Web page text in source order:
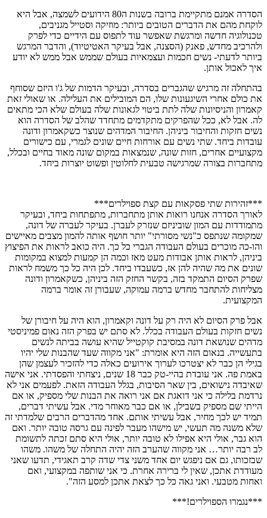
הסדרה אמנם מתקיימת ברובה בשנות ה80 הידועים לשמצה, אבל היא
לוקחת מהם את הדברים הטובים ביותר: מוזיקה וסטייל מגניבים,
טכנולוגיה חדשה ומרגשת שאפשר עוד לתפוס עם הידיים כדי לפרק
ולהרכיב מחדש, פאנק (הסצנה, אבל בעיקר האטיטיוד), והדבר המרגש
ביותר לדעתי- נשים חכמות ועצמאיות בעולם שממש אבל ממש לא יודע
איך לאכול אותן.
בהתחלה זה מרגיש שהגברים בסדרה, ובעיקר הדמות של ג'ו היזם שסוחף
את כולם אחרי השיגעונות שלו, הם המובילים את העלילה. או שאולי זאת
קאמרון והניסיונות שלה לתת ביטוי לגאונות שלה בעולם שלא הכי מתאים
לה. אבל לא, ככל שהפרקים מתקדמים מתחדד שהלב של הסדרה הוא
נשים חזקות והחיבור ביניהן. החיבור המדהים שנוצר כשקאמרון ודונה
עובדות ביחד. שתי נשים עם אורחות חיים שונים לגמרי, עם כישורים
מקצועיים אחרים, חזות שונה, שנמצאות במקום שונה מאוד בחיים ובכלל,
מתחברות בצורה שמרגישה טבעית לחלוטין ופשוט יוצרות ביחד.
***זהירות שתי פסקאות עם קצת ספוילרים***
לאורך הסדרה אנחנו רואות אותן מתחברות, מתפתחות ביחד, ובעיקר
מתמודדות עם המון שוביניזם שנזרק לעברן. בעיקר לעברה של דונה,
שמקומה שנתפס כ"נשי מסורתי" יותר חושף אותה להמון מצבים מאיישים
והו-כה מוכרים בעולם העבודה הגברי כל כך. היה כואב לראות את הפיצוץ
ביניהן, לראות אותן אבודות מעט מאז וכמה הן קמעות למצוא במקומות
שונים את מה שהיה להן אז, כשעבדו ביחד. לכן היה כל כך משמח לראות
שפרק הסיום התמקד בזה, בקשר החזק הזה ביניהן, כשקאמרון ודונה
מצליחות להתחבר מחדש ברמה עמוקה, שעבורן זה אומר ברמה
המקצועית.
אבל פרק הסיום לא היה רק על דונה וקאמרון, הוא היה על חיבורן של
נשים חזקות בעולם העבודה בכלל. לא סתם יש בפרק הזה נאום פמיניסטי
מדהים שנושאת דונה במסיבת קוקטייל שהיא עושה בביתה לנשים
בתעשייה. בנאום הזה היא אומרת: "אני מקווה שעד שהבנות שלי יהיו
בגילי הן כבר לא יצטרכו לערוך אירועים כאלה כדי להזכיר לעצמן שהן
באמת פה. אני עובדת בהיי-טק כבר 18 שנים, ניצחתי והפסדתי. אני אישה
שאיבדה נישואים, בין שאר הסיבות, בגלל העבודה הזאת. לפעמים אני לא
נרדמת בלילה כי אני דואגת אם אני רואה את הבנות שלי מספיק, או אם
הייתי שם מספיק בשבילן, או אם כבר מאוחר מדי. אבל עשיתי דברים,
תמיד יש לכך מחיר, אבל עשיתי אותם. אחד מהדברים הרבים שלמדתי זה
שלא משנה מה תעשי, יש מישהו מעבר לפינה עם גרסה טובה יותר. ואם
הוא גבר, אולי היא אפילו לא טובה יותר, אולי היא סתם זכתה לתשומת
לב רבה יותר… אני מקווה שהערב הזה יהיה התחלה של משהו. משהו
שבזכותו, גם אם ניפגש יום אחד משני צדי שדה קרב תאגידי, תדעו שאני
מעודדת אתכן, שאין לי ברירה אחרת. כי אני שותפה במקצועי, ואם
ואחות מטבעי. ואני גאה כל כך לצאת אתכן למסע הזה".
***נגמרו הספוילרים!***